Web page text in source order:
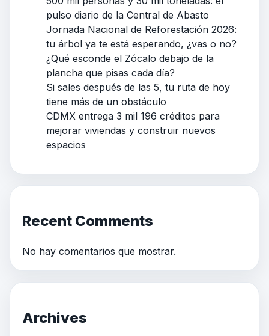
pulso diario de la Central de Abasto
Jornada Nacional de Reforestación 2026:
tu árbol ya te está esperando, ¿vas o no?
¿Qué esconde el Zócalo debajo de la
plancha que pisas cada día?
Si sales después de las 5, tu ruta de hoy
tiene más de un obstáculo
CDMX entrega 3 mil 196 créditos para
mejorar viviendas y construir nuevos
espacios
Recent Comments
No hay comentarios que mostrar.
Archives